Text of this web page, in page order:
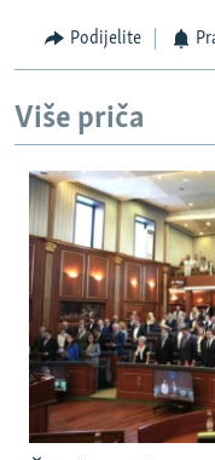
Podijelite
Više priča